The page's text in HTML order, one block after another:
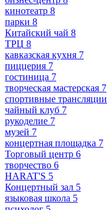
кинотеатр 8
парки 8
Китайский чай 8
ТРЦ 8
кавказская кухня 7
пиццерия 7
гостиница 7
творческая мастерская 7
спортивные трансляции
чайный клуб 7
рукоделие 7
музей 7
концертная площадка 7
Торговый центр 6
творчество 6
HARAT'S 5
Концертный зал 5
языковая школа 5